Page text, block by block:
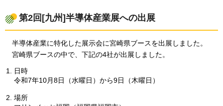
第2回[九州]半導体産業展への出展
半導体産業に特化した展示会に宮崎県ブースを出展しました。
宮崎県ブースの中で、下記の4社が出展しました。
日時
令和7年10月8日（水曜日）から9日（木曜日）
場所